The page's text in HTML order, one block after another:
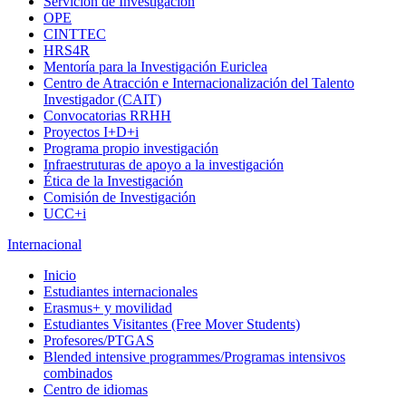
OPE
CINTTEC
HRS4R
Mentoría para la Investigación Euriclea
Centro de Atracción e Internacionalización del Talento
Investigador (CAIT)
Convocatorias RRHH
Proyectos I+D+i
Programa propio investigación
Infraestruturas de apoyo a la investigación
Ética de la Investigación
Comisión de Investigación
UCC+i
Internacional
Inicio
Estudiantes internacionales
Erasmus+ y movilidad
Estudiantes Visitantes (Free Mover Students)
Profesores/PTGAS
Blended intensive programmes/Programas intensivos
combinados
Centro de idiomas